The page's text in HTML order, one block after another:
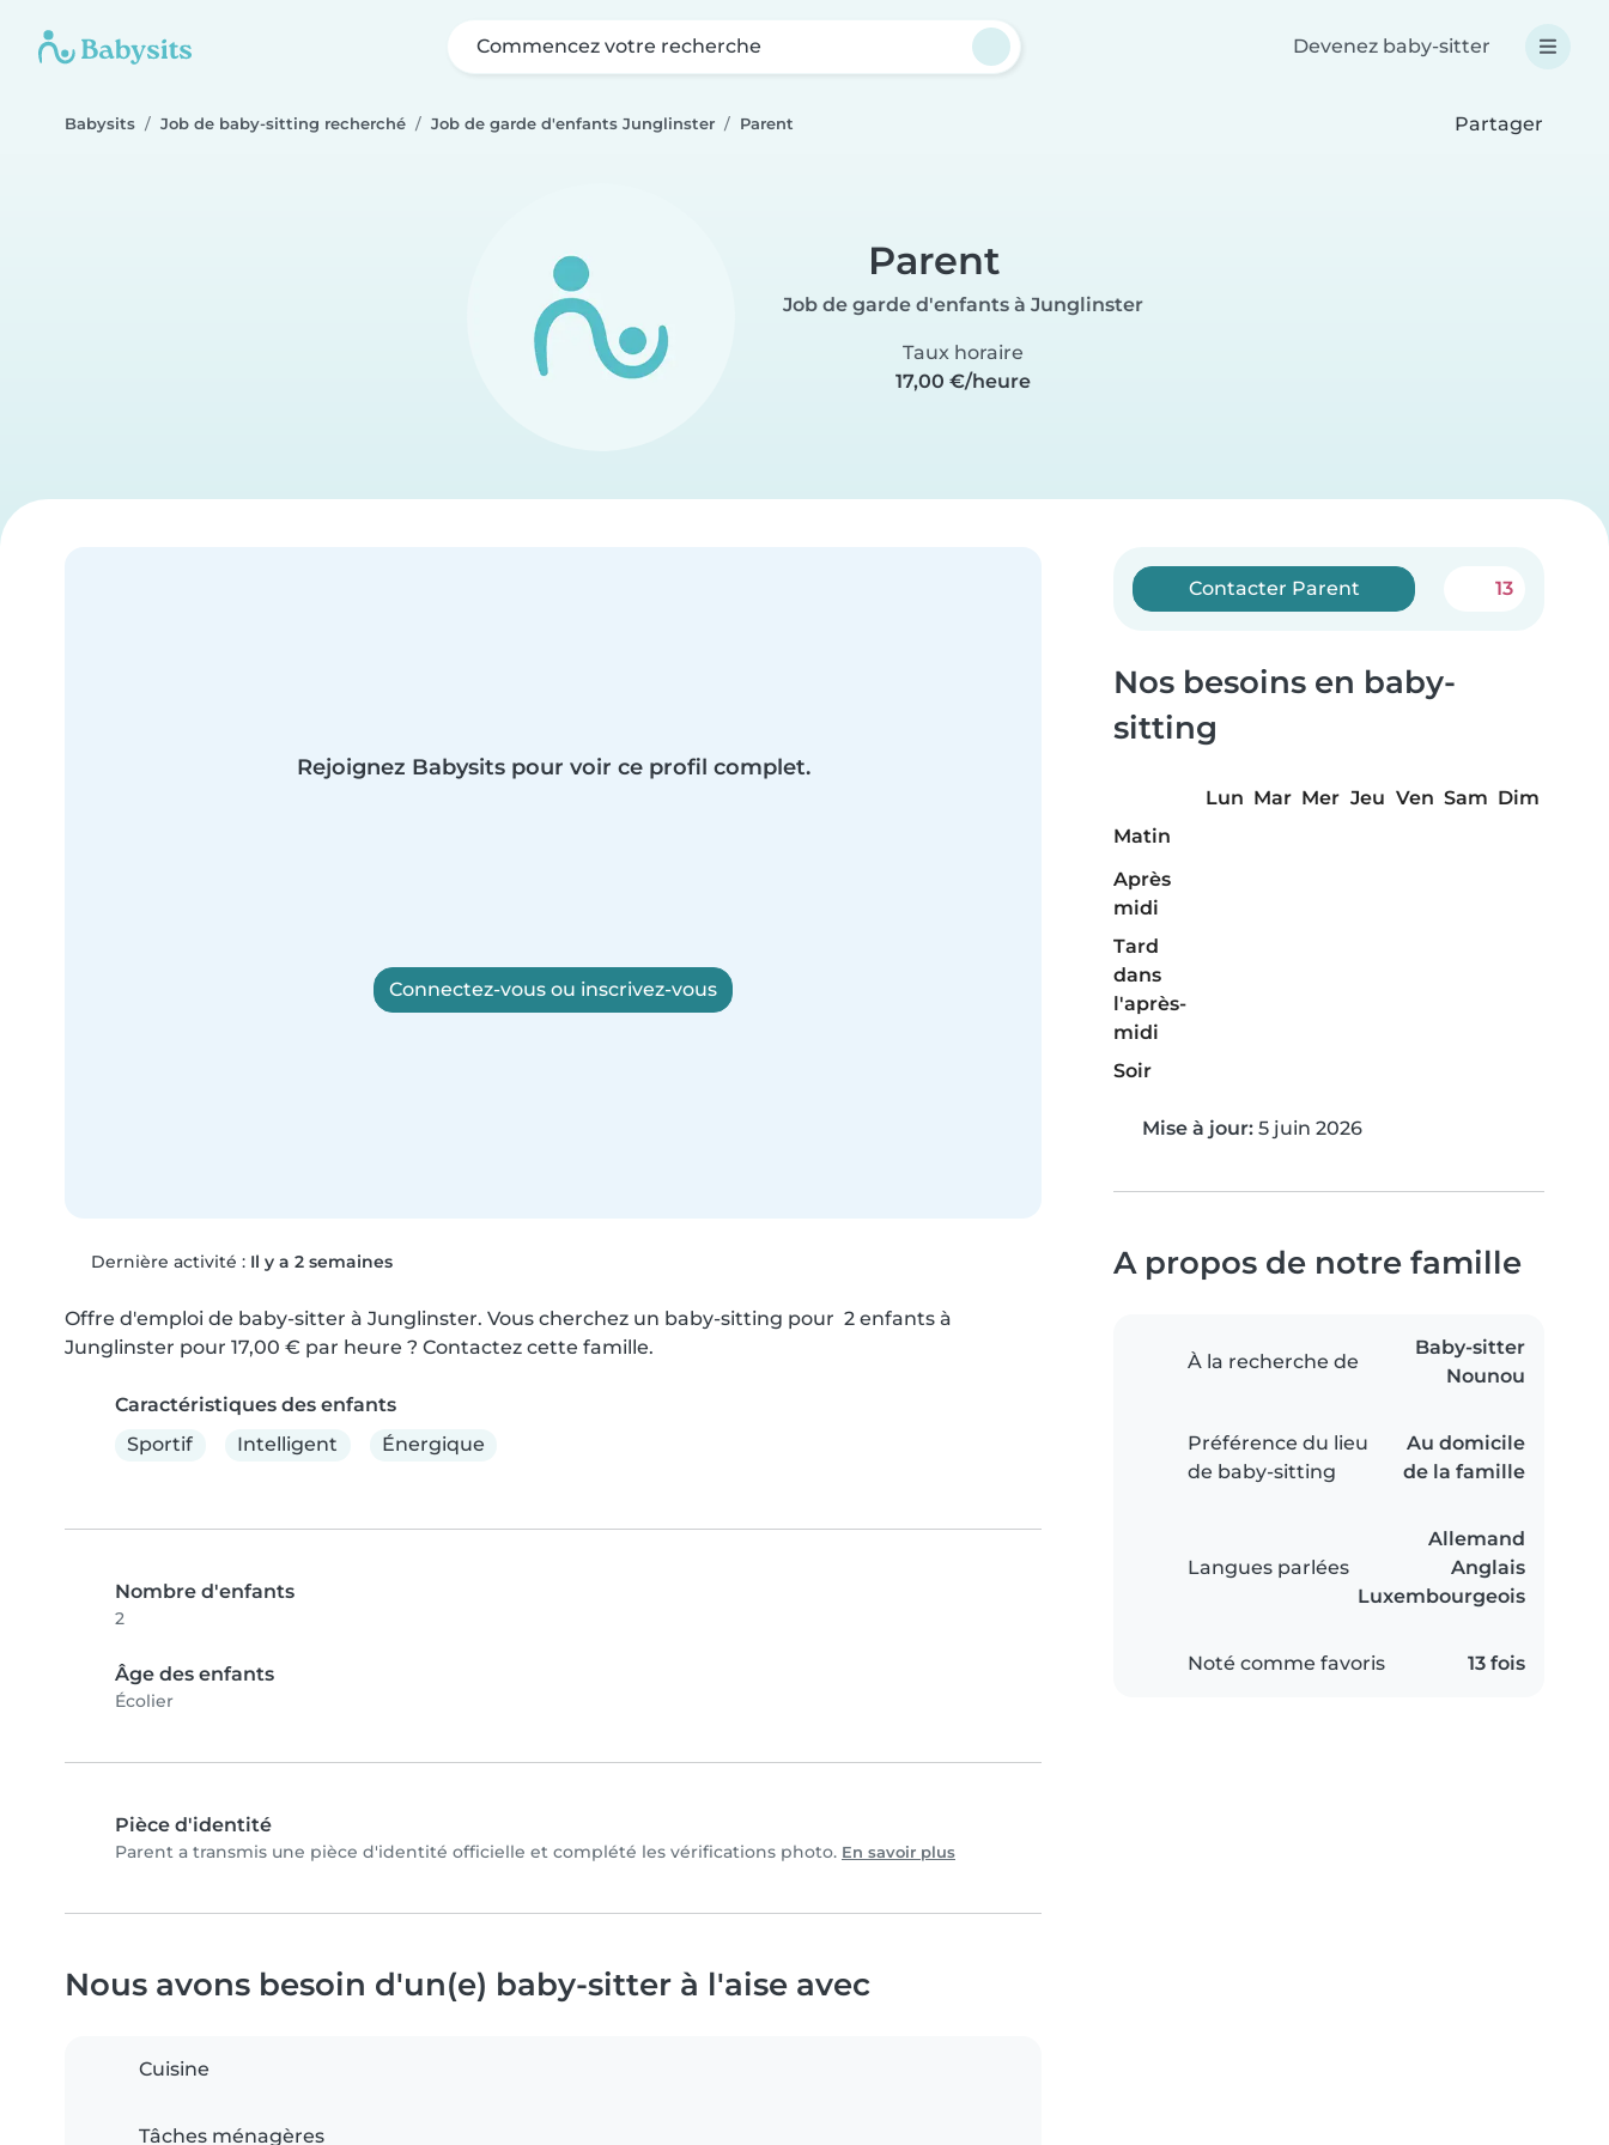
Commencez votre recherche Devenez baby-sitter
Babysits Job de baby-sitting recherché Job de garde d'enfants Junglinster Parent Partager
Parent
Job de garde d'enfants à Junglinster
Taux horaire
17,00 €/heure
Rejoignez Babysits pour voir ce profil complet.
Connectez-vous ou inscrivez-vous
Dernière activité : Il y a 2 semaines
Offre d'emploi de baby-sitter à Junglinster. Vous cherchez un baby-sitting pour  2 enfants à
Junglinster pour 17,00 € par heure ? Contactez cette famille.
Caractéristiques des enfants
Sportif
Intelligent Énergique
Nombre d'enfants
2
Âge des enfants
Écolier
Pièce d'identité
Parent a transmis une pièce d'identité officielle et complété les vérifications photo. En savoir plus
Contacter Parent 13
Nos besoins en baby-
sitting
Lun Mar Mer Jeu Ven Sam Dim
Matin
Après
midi
Tard
dans
l'après-
midi
Soir
Mise à jour: 5 juin 2026
A propos de notre famille
À la recherche de
Baby-sitter
Nounou
Préférence du lieu
de baby-sitting
Au domicile
de la famille
Langues parlées
Allemand
Anglais
Luxembourgeois
Noté comme favoris 13 fois
Nous avons besoin d'un(e) baby-sitter à l'aise avec
Cuisine
Tâches ménagères